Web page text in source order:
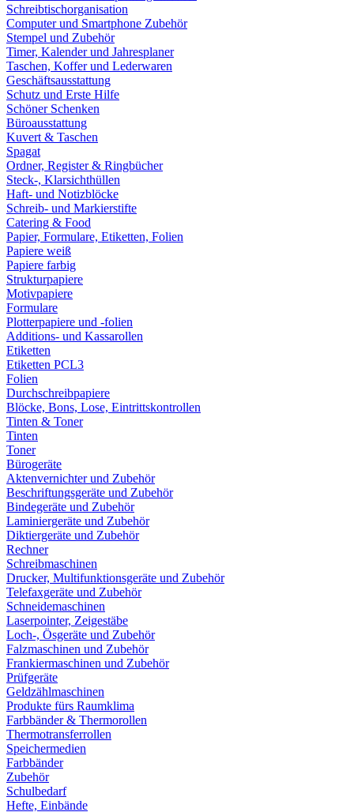
Schreibtischorganisation
Computer und Smartphone Zubehör
Stempel und Zubehör
Timer, Kalender und Jahresplaner
Taschen, Koffer und Lederwaren
Geschäftsausstattung
Schutz und Erste Hilfe
Schöner Schenken
Büroausstattung
Kuvert & Taschen
Spagat
Ordner, Register & Ringbücher
Steck-, Klarsichthüllen
Haft- und Notizblöcke
Schreib- und Markierstifte
Catering & Food
Papier, Formulare, Etiketten, Folien
Papiere weiß
Papiere farbig
Strukturpapiere
Motivpapiere
Formulare
Plotterpapiere und -folien
Additions- und Kassarollen
Etiketten
Etiketten PCL3
Folien
Durchschreibpapiere
Blöcke, Bons, Lose, Eintrittskontrollen
Tinten & Toner
Tinten
Toner
Bürogeräte
Aktenvernichter und Zubehör
Beschriftungsgeräte und Zubehör
Bindegeräte und Zubehör
Laminiergeräte und Zubehör
Diktiergeräte und Zubehör
Rechner
Schreibmaschinen
Drucker, Multifunktionsgeräte und Zubehör
Telefaxgeräte und Zubehör
Schneidemaschinen
Laserpointer, Zeigestäbe
Loch-, Ösgeräte und Zubehör
Falzmaschinen und Zubehör
Frankiermaschinen und Zubehör
Prüfgeräte
Geldzählmaschinen
Produkte fürs Raumklima
Farbbänder & Thermorollen
Thermotransferrollen
Speichermedien
Farbbänder
Zubehör
Schulbedarf
Hefte, Einbände